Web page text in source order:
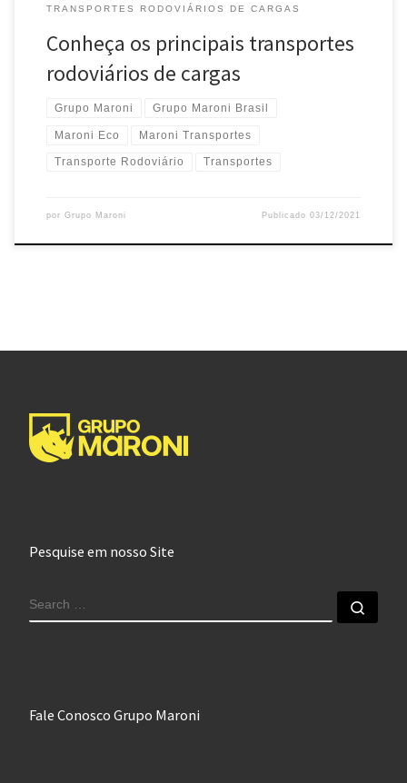
TRANSPORTES RODOVIÁRIOS DE CARGAS
Conheça os principais transportes
rodoviários de cargas
Grupo Maroni Grupo Maroni Brasil
Maroni Eco Maroni Transportes
Transporte Rodoviário Transportes
por Grupo Maroni Publicado03/12/2021
Pesquise em nosso Site
SEARCH
Fale Conosco Grupo Maroni